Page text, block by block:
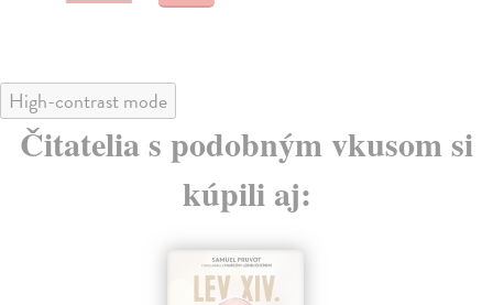
High-contrast mode
Čitatelia s podobným vkusom si
kúpili aj: